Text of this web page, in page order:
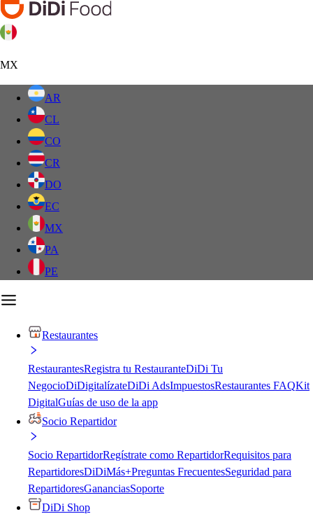
MX
AR
CL
CO
CR
DO
EC
MX
PA
PE
Restaurantes
RestaurantesRegistra tu RestauranteDiDi Tu
NegocioDiDigitalízateDiDi AdsImpuestosRestaurantes FAQKit
DigitalGuías de uso de la app
Socio Repartidor
Socio RepartidorRegístrate como RepartidorRequisitos para
RepartidoresDiDiMás+Preguntas FrecuentesSeguridad para
RepartidoresGananciasSoporte
DiDi Shop